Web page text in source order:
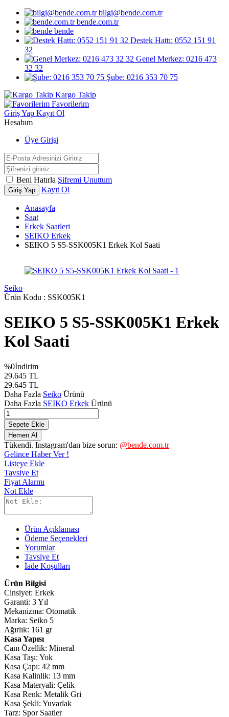
bilgi@bende.com.tr
bende.com.tr
bende
Destek Hattı: 0552 151 91
32
Genel Merkez: 0216 473
32 32
Şube: 0216 353 70 75
Kargo Takip
Favorilerim
Giriş Yap Kayıt Ol
Hesabım
Üye Girişi
Beni Hatırla Şifremi Unuttum
Giriş Yap Kayıt Ol
Anasayfa
Saat
Erkek Saatleri
SEIKO Erkek
SEIKO 5 S5-SSK005K1 Erkek Kol Saati
Seiko
Ürün Kodu : SSK005K1
SEIKO 5 S5-SSK005K1 Erkek
Kol Saati
%0İndirim
29.645 TL
29.645 TL
Daha Fazla Seiko Ürünü
Daha Fazla SEIKO Erkek Ürünü
Sepete Ekle
Hemen Al
Tükendi. Instagram'dan bize sorun: @bende.com.tr
Gelince Haber Ver !
Listeye Ekle
Tavsiye Et
Fiyat Alarmı
Not Ekle
Ürün Açıklaması
Ödeme Seçenekleri
Yorumlar
Tavsiye Et
İade Koşulları
Ürün Bilgisi
Cinsiyet: Erkek
Garanti: 3 Yıl
Mekanizma: Otomatik
Marka: Seiko 5
Ağırlık: 161 gr
Kasa Yapısı
Cam Özellik: Mineral
Kasa Taşı: Yok
Kasa Çapı: 42 mm
Kasa Kalinlik: 13 mm
Kasa Materyali: Çelik
Kasa Renk: Metalik Gri
Kasa Şekli: Yuvarlak
Tarz: Spor Saatler